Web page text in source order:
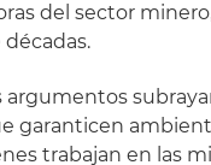
del sector
argumentos
garanticen
trabajan en las